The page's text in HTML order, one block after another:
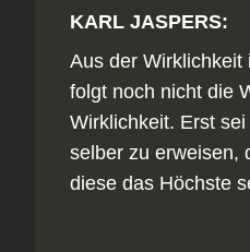
KARL JASPERS:
Aus der Wirklichkeit
folgt noch nicht die
Wirklichkeit. Erst
selber zu erweisen,
diese das Höchste